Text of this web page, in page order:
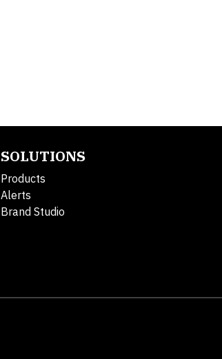
SOLUTIONS
Products
Alerts
Brand Studio